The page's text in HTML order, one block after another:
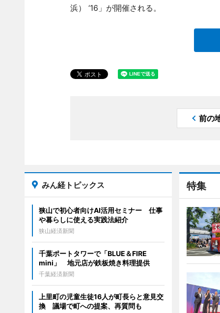
浜） ‘16」が開催される。
前の
特集
みん経トピックス
狭山で初心者向けAI活用セミナー 仕事
や暮らしに使える実践法紹介
狭山経済新聞
千葉ポートタワーで「BLUE＆FIRE
mini」 地元店が鉄板焼き料理提供
千葉経済新聞
上里町の児童生徒16人が町長らと意見交
換 議場で町への提案、再質問も